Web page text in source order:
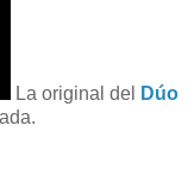
La original del
Dúo